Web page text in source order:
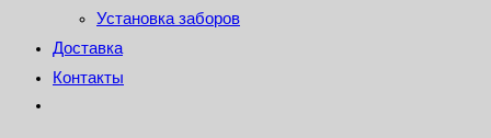
Установка заборов
Доставка
Контакты